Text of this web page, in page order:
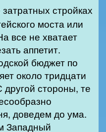
стройках
моста или
все не хватает
аппетит.
бюджет по
около тридцати
стороны, те
доведем до ума.
Западный